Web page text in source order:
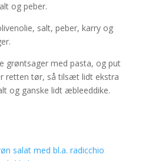
og peber.
salt, peber, karry og
grøntsager med pasta, og put
retten tør, så tilsæt lidt ekstra
og ganske lidt æbleeddike.